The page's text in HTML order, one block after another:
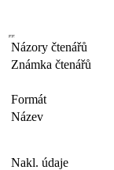
Názory čtenářů
Známka čtenářů
Formát
Název
Nakl. údaje